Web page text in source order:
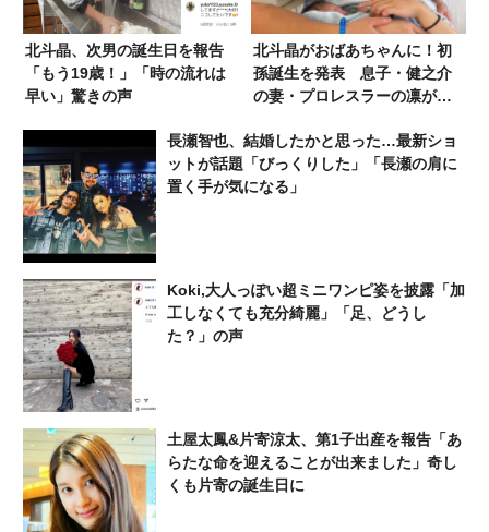
北斗晶、次男の誕生日を報告
「もう19歳！」「時の流れは
早い」驚きの声
北斗晶がおばあちゃんに！初
孫誕生を発表 息子・健之介
の妻・プロレスラーの凛が第1
長瀬智也、結婚したかと思った…最新ショ
ットが話題「びっくりした」「長瀬の肩に
置く手が気になる」
Koki,大人っぽい超ミニワンピ姿を披露「加
工しなくても充分綺麗」「足、どうし
た？」の声
土屋太鳳&片寄涼太、第1子出産を報告「あ
らたな命を迎えることが出来ました」奇し
くも片寄の誕生日に